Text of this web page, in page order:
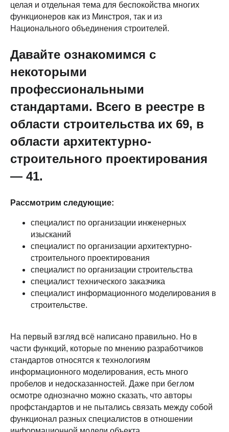
целая и отдельная тема для беспокойства многих
функционеров как из Минстроя, так и из
Национального объединения строителей.
Давайте ознакомимся с
некоторыми
профессиональными
стандартами. Всего в реестре в
области строительства их 69, в
области архитектурно-
строительного проектирования
— 41.
Рассмотрим следующие:
специалист по организации инженерных
изысканий
специалист по организации архитектурно-
строительного проектирования
специалист по организации строительства
специалист технического заказчика
специалист информационного моделирования в
строительстве.
На первый взгляд всё написано правильно. Но в
части функций, которые по мнению разработчиков
стандартов относятся к технологиям
информационного моделирования, есть много
пробелов и недосказанностей. Даже при беглом
осмотре однозначно можно сказать, что авторы
профстандартов и не пытались связать между собой
функционал разных специалистов в отношении